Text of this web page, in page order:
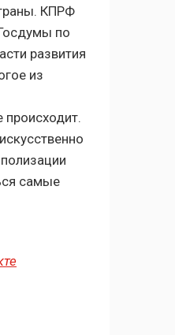
КПРФ
по
развития
из
происходит.
самые